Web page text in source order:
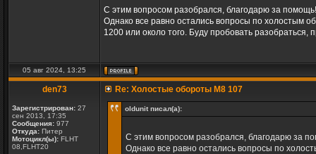
С этим вопросом разобрался, благодарю за помощь!
Однако все равно остались вопросы по холостым
1200 или около того. Буду пробовать разобраться,
05 авг 2024, 13:25
den73
Зарегистрирован: 27
сен 2013, 17:35
Сообщения: 977
Откуда: Питер
Мотоцикл(ы): FLHT
08,FLHT20
Re: Холостые обороты M8 107
oldunit писал(а):
С этим вопросом разобрался, благодарю за
Однако все равно остались вопросы по